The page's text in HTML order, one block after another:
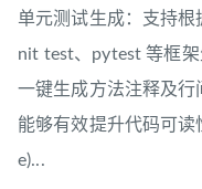
单元测试生成：支持
nit test、pytest 等框架
一键生成方法注释及
能够有效提升代码可读
e)...